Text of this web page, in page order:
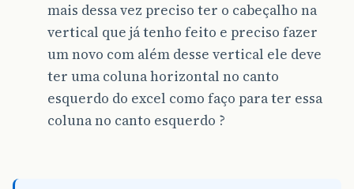
mais dessa vez preciso ter o cabeçalho na
vertical que já tenho feito e preciso fazer
um novo com além desse vertical ele deve
ter uma coluna horizontal no canto
esquerdo do excel como faço para ter essa
coluna no canto esquerdo ?